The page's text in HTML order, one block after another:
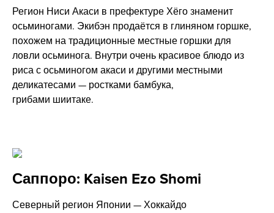
Регион Ниси Акаси в префектуре Хёго знаменит
осьминогами. Экибэн продаётся в глиняном горшке,
похожем на традиционные местные горшки для
ловли осьминога. Внутри очень красивое блюдо из
риса с осьминогом акаси и другими местными
деликатесами — ростками бамбука,
грибами шиитаке.
Саппоро: Kaisen Ezo Shomi
Северный регион Японии — Хоккайдо